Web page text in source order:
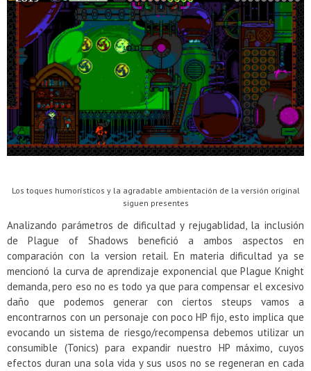
Los toques humorísticos y la agradable ambientación de la versión original
siguen presentes
Analizando parámetros de dificultad y rejugablidad, la inclusión
de Plague of Shadows benefició a ambos aspectos en
comparación con la version retail. En materia dificultad ya se
mencionó la curva de aprendizaje exponencial que Plague Knight
demanda, pero eso no es todo ya que para compensar el excesivo
daño que podemos generar con ciertos steups vamos a
encontrarnos con un personaje con poco HP fijo, esto implica que
evocando un sistema de riesgo/recompensa debemos utilizar un
consumible (Tonics) para expandir nuestro HP máximo, cuyos
efectos duran una sola vida y sus usos no se regeneran en cada